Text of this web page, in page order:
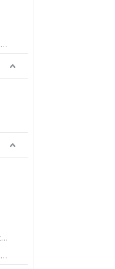
Autres produits chimiques quotidiens
Produits chimiques pour le traitement de l'eau
Acétates et autres produits chimiques en vrac